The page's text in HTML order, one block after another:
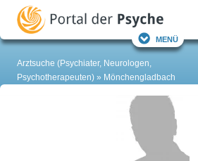
Menü
Arztsuche (Psychiater, Neurologen,
Psychotherapeuten)
Mönchengladbach